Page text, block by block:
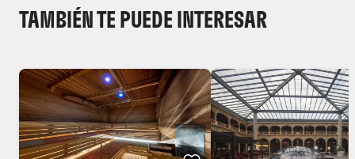
TAMBIÉN TE PUEDE INTERESAR